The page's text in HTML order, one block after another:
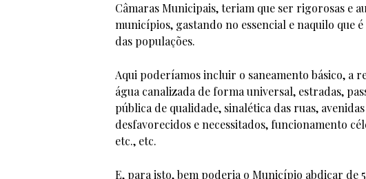
Câmaras Municipais, teriam que ser rigorosas e
municípios, gastando no essencial e naquilo que
das populações.
Aqui poderíamos incluir o saneamento básico, a
água canalizada de forma universal, estradas,
pública de qualidade, sinalética das ruas,
desfavorecidos e necessitados, funcionamento
etc., etc.
E, para isto, bem poderia o Município abdicar de